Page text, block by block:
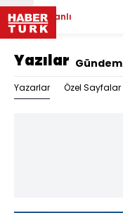
Canlı
Yazılar Gündem
Yazarlar Özel Sayfalar